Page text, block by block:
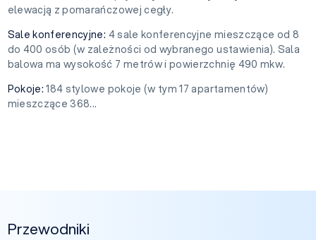
elewacją z pomarańczowej cegły.
Sale konferencyjne: 4 sale konferencyjne mieszczące od 8
do 400 osób (w zależności od wybranego ustawienia). Sala
balowa ma wysokość 7 metrów i powierzchnię 490 mkw.
Pokoje:184 stylowe pokoje (w tym 17 apartamentów)
mieszczące 368...
Przewodniki